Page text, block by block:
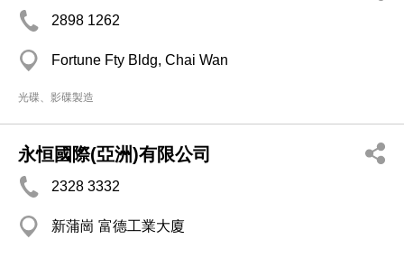
2898 1262
Fortune Fty Bldg, Chai Wan
光碟、影碟製造
永恒國際(亞洲)有限公司
2328 3332
新蒲崗 富德工業大廈